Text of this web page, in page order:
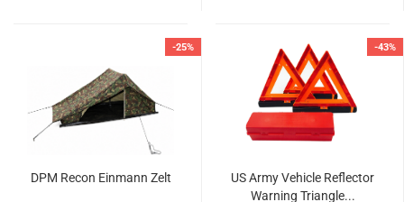
-25%
DPM Recon Einmann Zelt
-43%
US Army Vehicle Reflector
Warning Triangle...